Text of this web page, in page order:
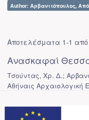
Author: Αρβανιτόπουλος,
Αποτελέσματα 1-1 από
Ανασκαφαί
Τσούντας, Χρ. Δ.;
Αθήναις Αρχαιολογική